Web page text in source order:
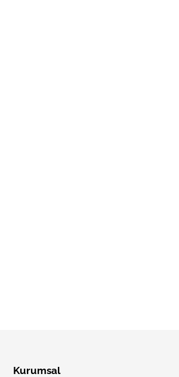
Kurumsal